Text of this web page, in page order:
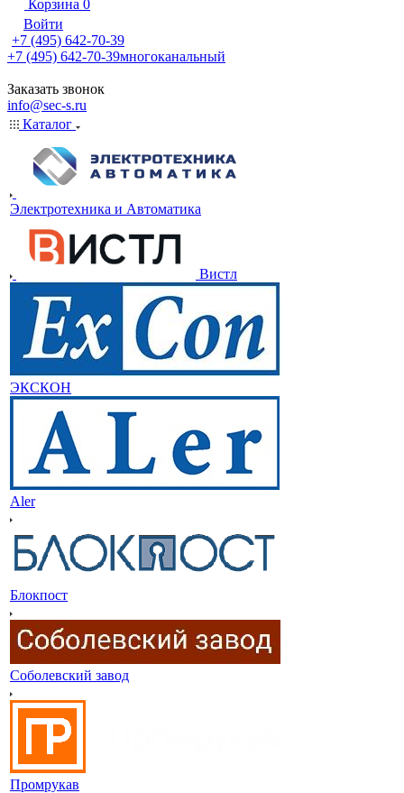
Корзина 0
Войти
+7 (495) 642-70-39
+7 (495) 642-70-39многоканальный
Заказать звонок
info@sec-s.ru
Каталог
Электротехника и Автоматика
Вистл
ЭКСКОН
Aler
Блокпост
Соболевский завод
Промрукав